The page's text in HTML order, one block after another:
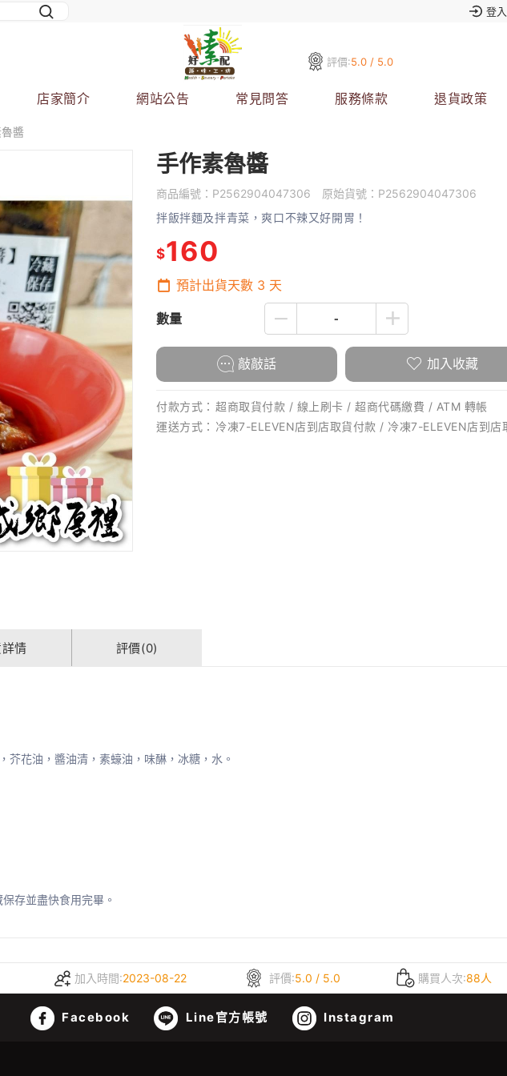
登入
評價:5.0 / 5.0
店家簡介 網站公告 常見問答 服務條款 退貨政策
醬
手作素魯醬
商品編號： P2562904047306 原始貨號： P2562904047306
拌飯拌麵及拌青菜，爽口不辣又好開胃！
$160
預計出貨天數 3 天
數量
敲敲話 加入收藏
付款方式： 超商取貨付款 / 線上刷卡 / 超商代碼繳費 / ATM 轉帳
運送方式： 冷凍7-ELEVEN店到店取貨付款 / 冷凍7-ELEVEN店到店
情 評價(0)
芥花油，醬油清，素蠔油，味醂，冰糖，水。
存並盡快食用完畢。
加入時間:2023-08-22 評價:5.0 / 5.0 購買人次:88人
Facebook Line官方帳號 Instagram